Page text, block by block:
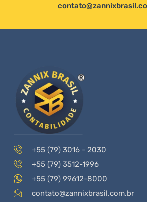
+55 (79) 3016 - 2030
+55 (79) 3512-1996
+55 (79) 99612-8000
contato@zannixbrasil.com.br